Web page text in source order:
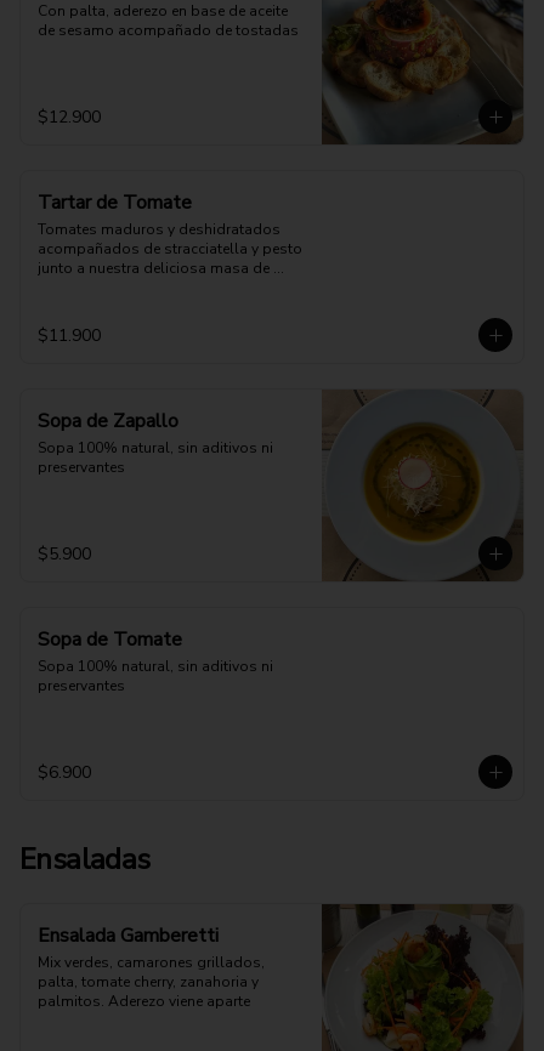
Con palta, aderezo en base de aceite
de sesamo acompañado de tostadas
$12.900
Tartar de Tomate
Tomates maduros y deshidratados
acompañados de stracciatella y pesto
junto a nuestra deliciosa masa de
$11.900
Sopa de Zapallo
Sopa 100% natural, sin aditivos ni
preservantes
$5.900
Sopa de Tomate
Sopa 100% natural, sin aditivos ni
preservantes
$6.900
Ensaladas
Ensalada Gamberetti
Mix verdes, camarones grillados,
palta, tomate cherry, zanahoria y
palmitos. Aderezo viene aparte